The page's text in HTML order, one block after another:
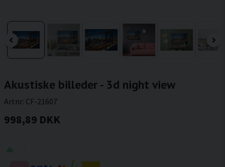
Akustiske billeder - 3d night view
Artnr: CF-21607
998,89 DKK